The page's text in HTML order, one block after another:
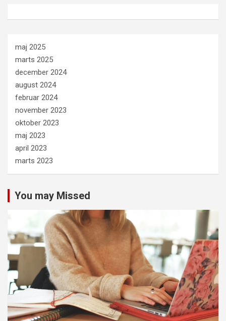
maj 2025
marts 2025
december 2024
august 2024
februar 2024
november 2023
oktober 2023
maj 2023
april 2023
marts 2023
You may Missed